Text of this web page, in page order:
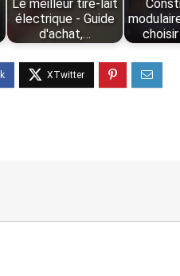
Le meilleur tire-lait
électrique - Guide
d'achat,…